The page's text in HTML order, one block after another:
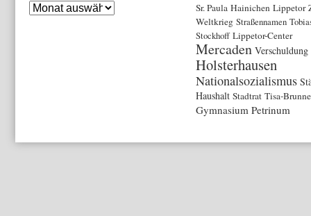
Sr. Paula Hainichen Lippetor
Weltkrieg Straßennamen
Stockhoff Lippetor-Center
Mercaden Verschuldung
Holsterhausen
Nationalsozialismus
Haushalt Stadtrat Tisa-
Gymnasium Petrinum